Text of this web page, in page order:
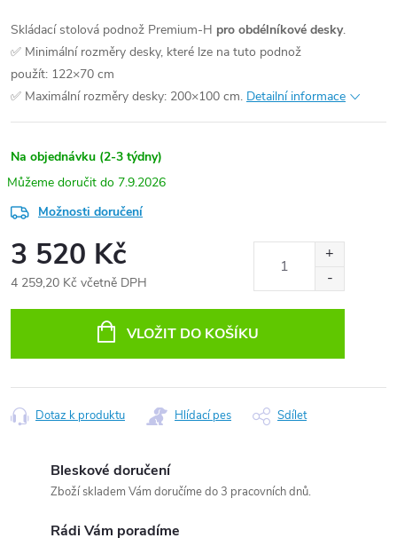
Skládací stolová podnož Premium-H pro obdélníkové desky.
✅ Minimální rozměry desky, které lze na tuto podnož
použít: 122×70 cm
✅ Maximální rozměry desky: 200×100 cm. Detailní informace
Na objednávku (2-3 týdny)
7.9.2026
Možnosti doručení
3 520 Kč
4 259,20 Kč včetně DPH
VLOŽIT DO KOŠÍKU
Dotaz k produktu Hlídací pes Sdílet
Bleskové doručení
Zboží skladem Vám doručíme do 3 pracovních dnů.
Rádi Vám poradíme